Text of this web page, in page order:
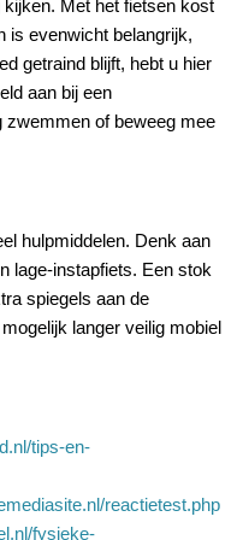
Met het fietsen kost
is evenwicht belangrijk,
getraind blijft, hebt u hier
aan bij een
zwemmen of beweeg mee
hulpmiddelen. Denk aan
lage-instapfiets. Een stok
spiegels aan de
langer veilig mobiel
tips-en-
reactietest.php
fysieke-